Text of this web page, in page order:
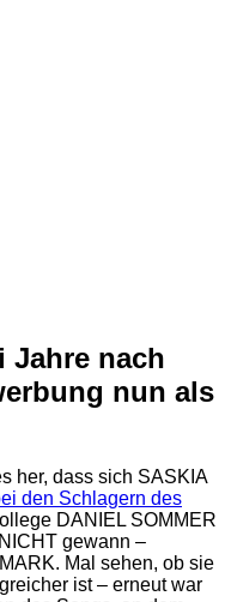
Jahre nach
nun als
her, dass sich SASKIA
den Schlagern des
DANIEL SOMMER
gewann –
Mal sehen, ob sie
ist – erneut war